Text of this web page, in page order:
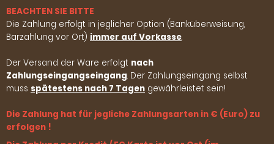
BEACHTEN SIE BITTE
Die Zahlung erfolgt in jeglicher Option (Banküberweisung,
Barzahlung vor Ort) immer auf Vorkasse.
Der Versand der Ware erfolgt nach
Zahlungseingangseingang. Der Zahlungseingang selbst
muss spätestens nach 7 Tagen gewährleistet sein!
Die Zahlung hat für jegliche Zahlungsarten in € (Euro) zu
erfolgen !